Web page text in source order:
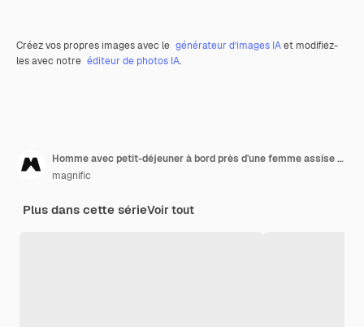
Créez vos propres images avec le générateur d’images IAet modifiez-
les avec notre éditeur de photos IA.
Homme avec petit-déjeuner à bord près d'une femme assise sur un lit
magnific
Plus dans cette sérieVoir tout